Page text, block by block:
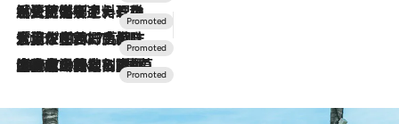
2026.7.24
【夏限定ディナーコース】旬を迎える稚鮎や花ズッキーニなどをイタリア・トスカーナの郷土料理の手法で満喫！
2026.7.17
「土佐和ハーブかき氷」がOMO7高知に登場！生姜、山椒、大葉など目にも舌にも涼を呼ぶ郷土の味
2026.7.10
NEW OPEN！【界 草津】名湯の地に誕生。趣の異なる2種の温泉と上州ならではの会席・蕎麦割烹など美食を味わう究極の癒やし旅